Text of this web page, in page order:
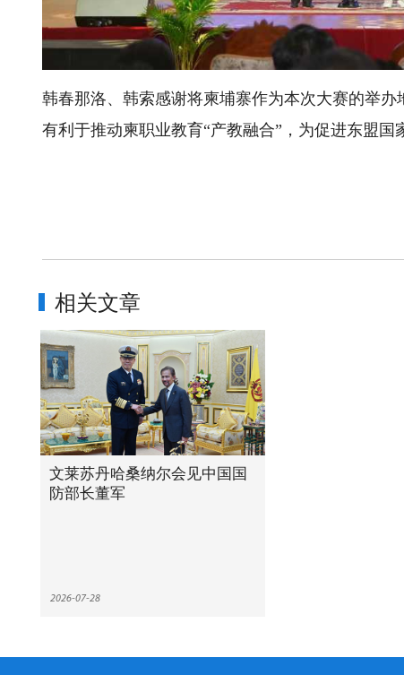
韩春那洛、韩索感谢将柬埔寨作为本次大赛的举办
有利于推动柬职业教育“产教融合”，为促进东盟
相关文章
文莱苏丹哈桑纳尔会见中国国
防部长董军
2026-07-28